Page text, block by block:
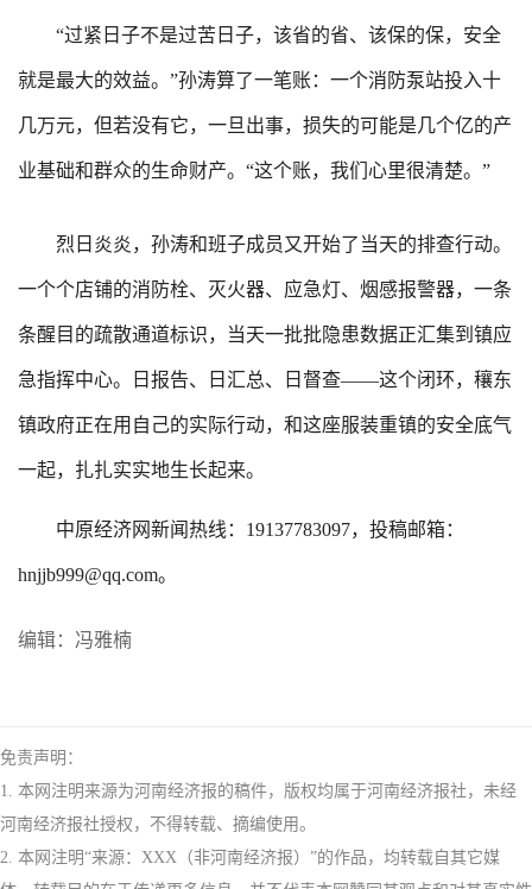
“过紧日子不是过苦日子，该省的省、该保的保，安全
就是最大的效益。”孙涛算了一笔账：一个消防泵站投入十
几万元，但若没有它，一旦出事，损失的可能是几个亿的产
业基础和群众的生命财产。“这个账，我们心里很清楚。”
烈日炎炎，孙涛和班子成员又开始了当天的排查行动。
一个个店铺的消防栓、灭火器、应急灯、烟感报警器，一条
条醒目的疏散通道标识，当天一批批隐患数据正汇集到镇应
急指挥中心。日报告、日汇总、日督查——这个闭环，穰东
镇政府正在用自己的实际行动，和这座服装重镇的安全底气
一起，扎扎实实地生长起来。
中原经济网新闻热线：19137783097，投稿邮箱：
hnjjb999@qq.com。
编辑：冯雅楠
免责声明：
1. 本网注明来源为河南经济报的稿件，版权均属于河南经济报社，未经
河南经济报社授权，不得转载、摘编使用。
2. 本网注明“来源：XXX（非河南经济报）”的作品，均转载自其它媒